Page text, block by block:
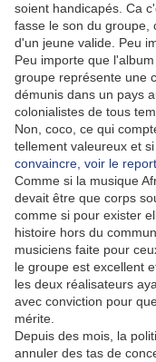
soient handicapés. Ca
fasse le son du groupe,
d'un jeune valide. Peu
Peu importe que
groupe représente une
démunis dans un pays
colonialistes de tous
Non, coco, ce qui
tellement valeureux et
convaincre, voir le
Comme si la musique
devait être que corps
comme si pour exister
histoire hors du
musiciens faite pour
le groupe est excellent
les deux réalisateurs
avec conviction pour
mérite.
Depuis des mois, la
annuler des tas de